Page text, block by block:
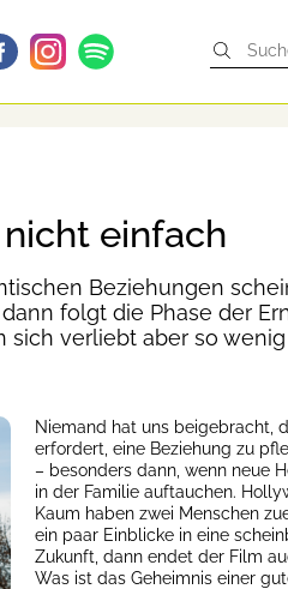
einfach
Beziehungen
folgt die Phase der
verliebt aber so
Niemand hat uns beigebracht,
erfordert, eine Beziehung zu
– besonders dann, wenn neue
in der Familie auftauchen.
Kaum haben zwei Menschen
ein paar Einblicke in eine
Zukunft, dann endet der Film
Was ist das Geheimnis einer